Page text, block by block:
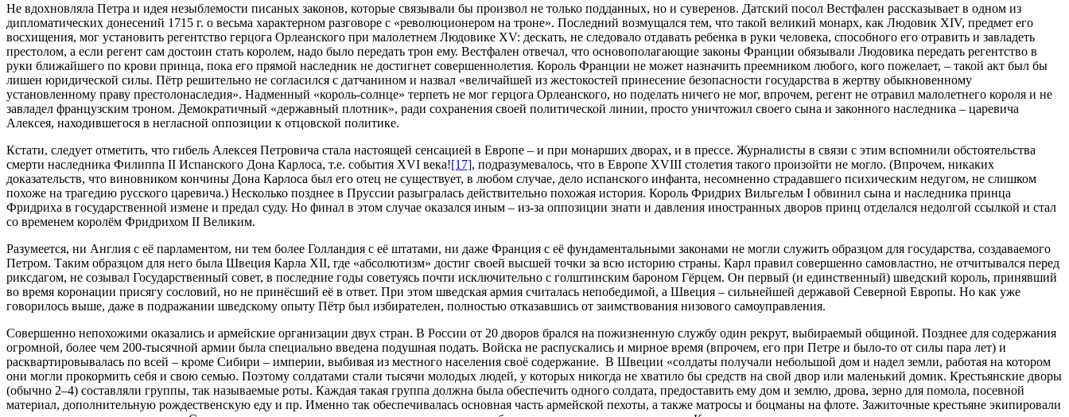
Не вдохновляла Петра и идея незыблемости писаных законов, которые связывали бы произвол не только подданных, но и суверенов. Датский посол Вестфален рассказывает в одном из
дипломатических донесений 1715 г. о весьма характерном разговоре с «революционером на троне». Последний возмущался тем, что такой великий монарх, как Людовик XIV, предмет его
восхищения, мог установить регентство герцога Орлеанского при малолетнем Людовике XV: дескать, не следовало отдавать ребенка в руки человека, способного его отравить и завладеть
престолом, а если регент сам достоин стать королем, надо было передать трон ему. Вестфален отвечал, что основополагающие законы Франции обязывали Людовика передать регентство в
руки ближайшего по крови принца, пока его прямой наследник не достигнет совершеннолетия. Король Франции не может назначить преемником любого, кого пожелает, – такой акт был бы
лишен юридической силы. Пётр решительно не согласился с датчанином и назвал «величайшей из жестокостей принесение безопасности государства в жертву обыкновенному
установленному праву престолонаследия». Надменный «король-солнце» терпеть не мог герцога Орлеанского, но поделать ничего не мог, впрочем, регент не отравил малолетнего короля и не
завладел французским троном. Демократичный «державный плотник», ради сохранения своей политической линии, просто уничтожил своего сына и законного наследника – царевича
Алексея, находившегося в негласной оппозиции к отцовской политике.
Кстати, следует отметить, что гибель Алексея Петровича стала настоящей сенсацией в Европе – и при монарших дворах, и в прессе. Журналисты в связи с этим вспомнили обстоятельства
смерти наследника Филиппа II Испанского Дона Карлоса, т.е. события XVI века![17], подразумевалось, что в Европе XVIII столетия такого произойти не могло. (Впрочем, никаких
доказательств, что виновником кончины Дона Карлоса был его отец не существует, в любом случае, дело испанского инфанта, несомненно страдавшего психическим недугом, не слишком
похоже на трагедию русского царевича.) Несколько позднее в Пруссии разыгралась действительно похожая история. Король Фридрих Вильгельм I обвинил сына и наследника принца
Фридриха в государственной измене и предал суду. Но финал в этом случае оказался иным – из-за оппозиции знати и давления иностранных дворов принц отделался недолгой ссылкой и стал
со временем королём Фридрихом II Великим.
Разумеется, ни Англия с её парламентом, ни тем более Голландия с её штатами, ни даже Франция с её фундаментальными законами не могли служить образцом для государства, создаваемого
Петром. Таким образцом для него была Швеция Карла XII, где «абсолютизм» достиг своей высшей точки за всю историю страны. Карл правил совершенно самовластно, не отчитывался перед
риксдагом, не созывал Государственный совет, в последние годы советуясь почти исключительно с голштинским бароном Гёрцем. Он первый (и единственный) шведский король, принявший
во время коронации присягу сословий, но не принёсший её в ответ. При этом шведская армия считалась непобедимой, а Швеция – сильнейшей державой Северной Европы. Но как уже
говорилось выше, даже в подражании шведскому опыту Пётр был избирателен, полностью отказавшись от заимствования низового самоуправления.
Совершенно непохожими оказались и армейские организации двух стран. В России от 20 дворов брался на пожизненную службу один рекрут, выбираемый общиной. Позднее для содержания
огромной, более чем 200-тысячной армии была специально введена подушная подать. Войска не распускались и мирное время (впрочем, его при Петре и было-то от силы пара лет) и
расквартировывалась по всей – кроме Сибири – империи, выбивая из местного населения своё содержание. В Швеции «солдаты получали небольшой дом и надел земли, работая на котором
они могли прокормить себя и свою семью. Поэтому солдатами стали тысячи молодых людей, у которых никогда не хватило бы средств на свой двор или маленький домик. Крестьянские дворы
(обычно 2–4) составляли группы, так называемые роты. Каждая такая группа должна была обеспечить одного солдата, предоставить ему дом и землю, дрова, зерно для помола, посевной
материал, дополнительную рождественскую еду и пр. Именно так обеспечивалась основная часть армейской пехоты, а также матросы и боцманы на флоте. Зажиточные крестьяне экипировали